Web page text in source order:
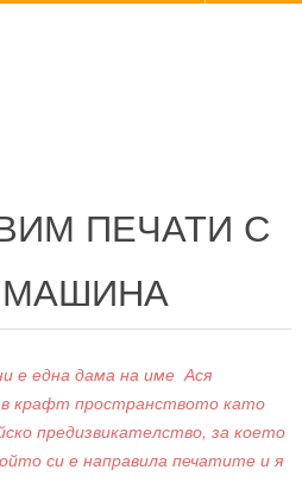
ПЕЧАТИ С
МАШИНА
е една дама на име Ася
в крафт пространството като
предизвикателство, за което
си е направила печатите и я